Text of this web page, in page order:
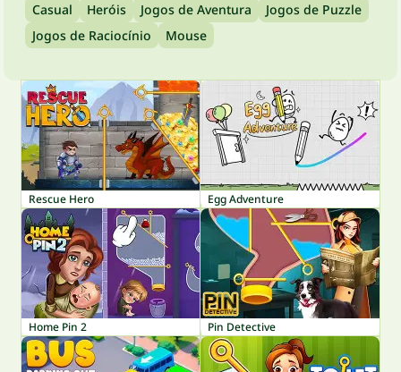
Casual Heróis Jogos de Aventura
Jogos de Puzzle
Jogos de Raciocínio
Mouse
Rescue Hero Egg Adventure
Home Pin 2 Pin Detective